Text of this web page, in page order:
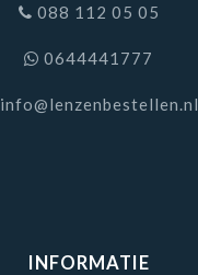
088 112 05 05
0644441777
info@lenzenbestellen.nl
INFORMATIE